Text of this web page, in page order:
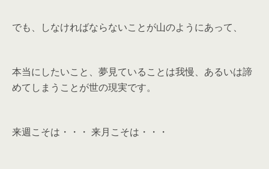
でも、しなければならないことが山のようにあって、
本当にしたいこと、夢見ていることは我慢、あるいは諦
めてしまうことが世の現実です。
来週こそは・・・ 来月こそは・・・